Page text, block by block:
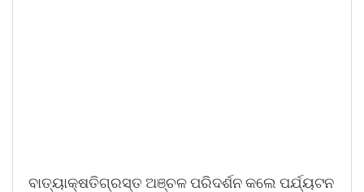
ବାତ୍ୟାକ୍ଷତିଗ୍ରସ୍ତ ଅଞ୍ଚଳ ପରିଦର୍ଶନ କଲେ ପର୍ଯ୍ୟଟନ